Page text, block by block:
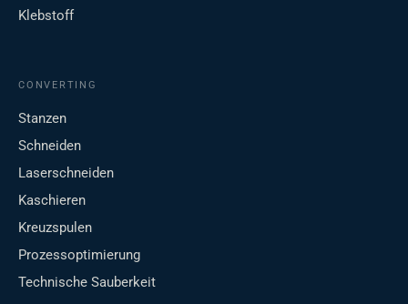
Klebstoff
CONVERTING
Stanzen
Schneiden
Laserschneiden
Kaschieren
Kreuzspulen
Prozessoptimierung
Technische Sauberkeit